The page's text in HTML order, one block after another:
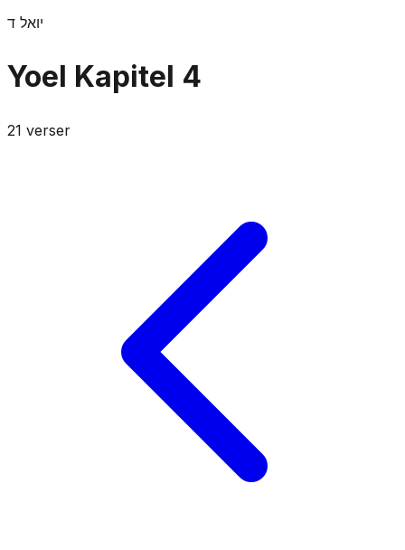
יואל ד
Yoel Kapitel 4
21 verser